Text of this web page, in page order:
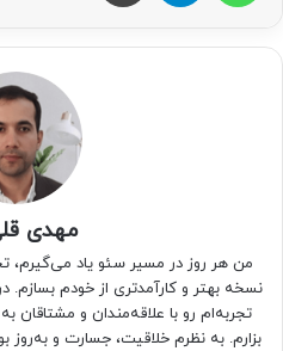
مهدی
من هر روز در مسیر سئو یاد می‌گیرم،
نسخه بهتر و کارآمدتری از خودم
تجربه‌ام رو با علاقه‌مندان و مشتاقان
بزارم. به نظرم خلاقیت، جسارت و